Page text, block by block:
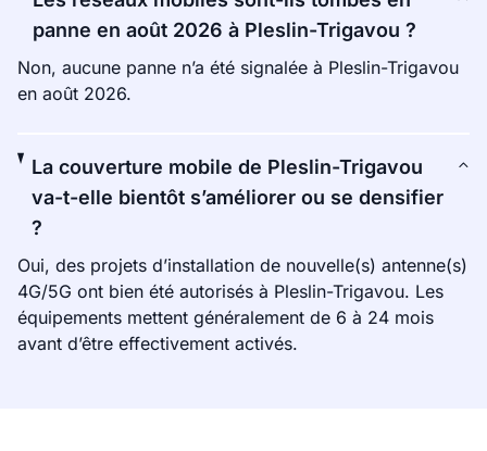
panne en août 2026 à Pleslin-Trigavou ?
Non, aucune panne n’a été signalée à Pleslin-Trigavou
en août 2026.
La couverture mobile de Pleslin-Trigavou
va-t-elle bientôt s’améliorer ou se densifier
?
Oui, des projets d’installation de nouvelle(s) antenne(s)
4G/5G ont bien été autorisés à Pleslin-Trigavou. Les
équipements mettent généralement de 6 à 24 mois
avant d’être effectivement activés.